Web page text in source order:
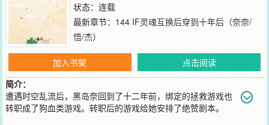
状态：连载
最新章节： 144 IF灵魂互换后穿到十年后（奈奈/
悟/杰）
加入书架
点击阅读
简介：
遭遇时空乱流后，黑岛奈回到了十二年前，绑定的拯救游戏也
转职成了狗血类游戏。转职后的游戏给她安排了绝赞剧本。